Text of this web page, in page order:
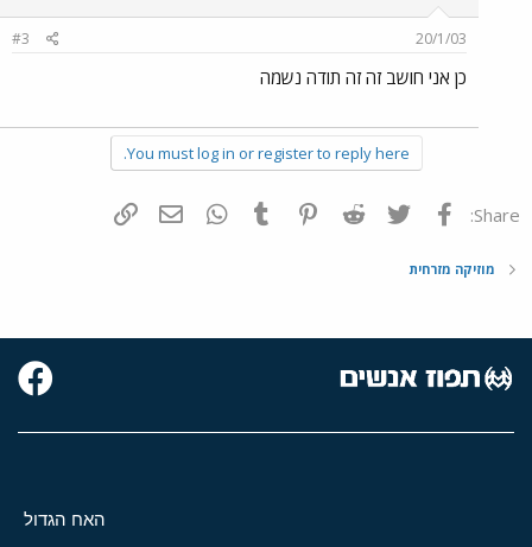
20/1/03
#3
כן אני חושב זה זה תודה נשמה
You must log in or register to reply here.
Share: פייסבוק Twitter
Reddit
Pinterest
Tumblr
WhatsAppדואר אלקטרוני
מוזיקה מזרחית
האח הגדול